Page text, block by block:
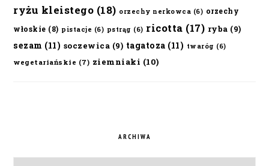
ryżu kleistego (18) orzechy nerkowca (6) orzechy
włoskie (8) pistacje (6) pstrąg (6) ricotta (17) ryba (9)
sezam (11) soczewica (9) tagatoza (11) twaróg (6)
wegetariańskie (7) ziemniaki (10)
ARCHIWA